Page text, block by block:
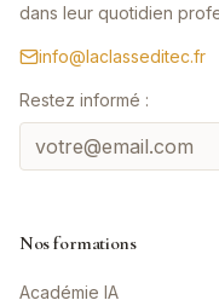
dans leur quotidien
info@laclasseditec.fr
Restez informé :
Nos formations
Académie IA